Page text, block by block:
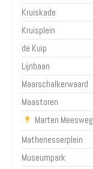
Kruiskade
Kruisplein
de Kuip
Lijnbaan
Maarschalkerwaard
Maastoren
Marten Meesweg
Mathenesserplein
Museumpark